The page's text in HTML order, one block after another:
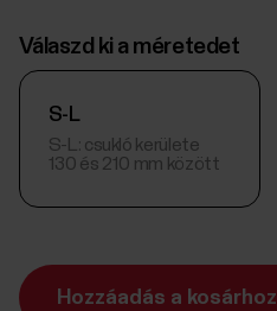
Válaszd ki a méretedet
S-L
S-L: csukló kerülete
130 és 210 mm között
Hozzáadás a kosárhoz